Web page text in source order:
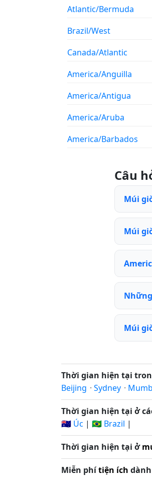
Atlantic/Bermuda
Brazil/West
Canada/Atlantic
America/Anguilla
America/Antigua
America/Aruba
America/Barbados
Câu
Múi
Múi
Múi
Thời gian hiện tại
Beijing · Sydney ·
Thời gian hiện tại ở
🇦🇺 Úc | 🇧🇷 Brazil |
Thời gian hiện tại ở
Miễn phítiện ích